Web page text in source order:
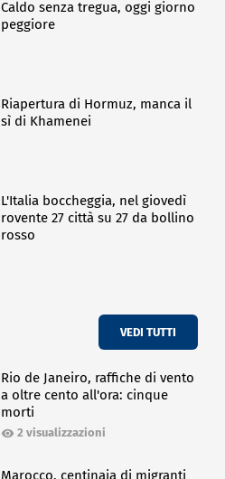
Caldo senza tregua, oggi giorno
peggiore
Riapertura di Hormuz, manca il
sì di Khamenei
L'Italia boccheggia, nel giovedì
rovente 27 città su 27 da bollino
rosso
VEDI TUTTI
Rio de Janeiro, raffiche di vento
a oltre cento all'ora: cinque
morti
2 visualizzazioni
Marocco, centinaia di migranti